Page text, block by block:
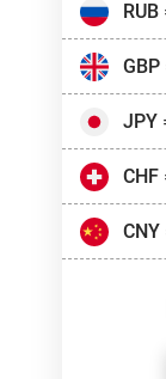
RUB
GBP
JPY
CHF
CNY